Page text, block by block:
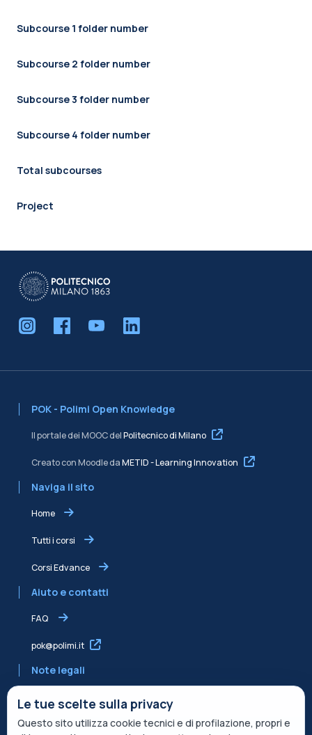
Subcourse 1 folder number
Subcourse 2 folder number
Subcourse 3 folder number
Subcourse 4 folder number
Total subcourses
Project
POK - Polimi Open Knowledge
Il portale dei MOOC delPolitecnico di Milano
Creato con Moodle daMETID - Learning Innovation
Naviga il sito
Home
Tutti i corsi
Corsi Edvance
Aiuto e contatti
FAQ
pok@polimi.it
Note legali
Informativa condivisa Edvance per il trattamento dei dati
Le tue scelte sulla privacy
Questo sito utilizza cookie tecnici e di profilazione, propri e